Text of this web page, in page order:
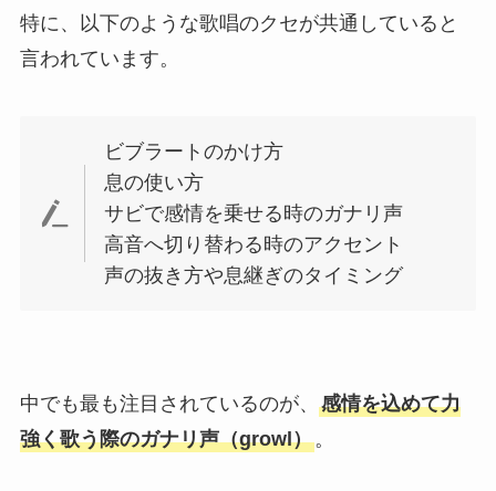
特に、以下のような歌唱のクセが共通していると
言われています。
ビブラートのかけ方
息の使い方
サビで感情を乗せる時のガナリ声
高音へ切り替わる時のアクセント
声の抜き方や息継ぎのタイミング
中でも最も注目されているのが、 感情を込めて力
強く歌う際のガナリ声（growl）。